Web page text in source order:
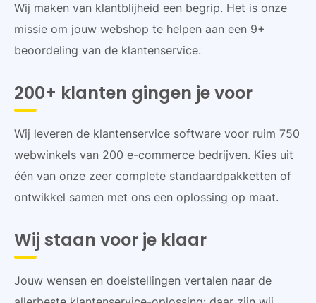
Wij maken van klantblijheid een begrip. Het is onze
missie om jouw webshop te helpen aan een 9+
beoordeling van de klantenservice.
200+ klanten gingen je voor
Wij leveren de klantenservice software voor ruim 750
webwinkels van 200 e-commerce bedrijven. Kies uit
één van onze zeer complete standaardpakketten of
ontwikkel samen met ons een oplossing op maat.
Wij staan voor je klaar
Jouw wensen en doelstellingen vertalen naar de